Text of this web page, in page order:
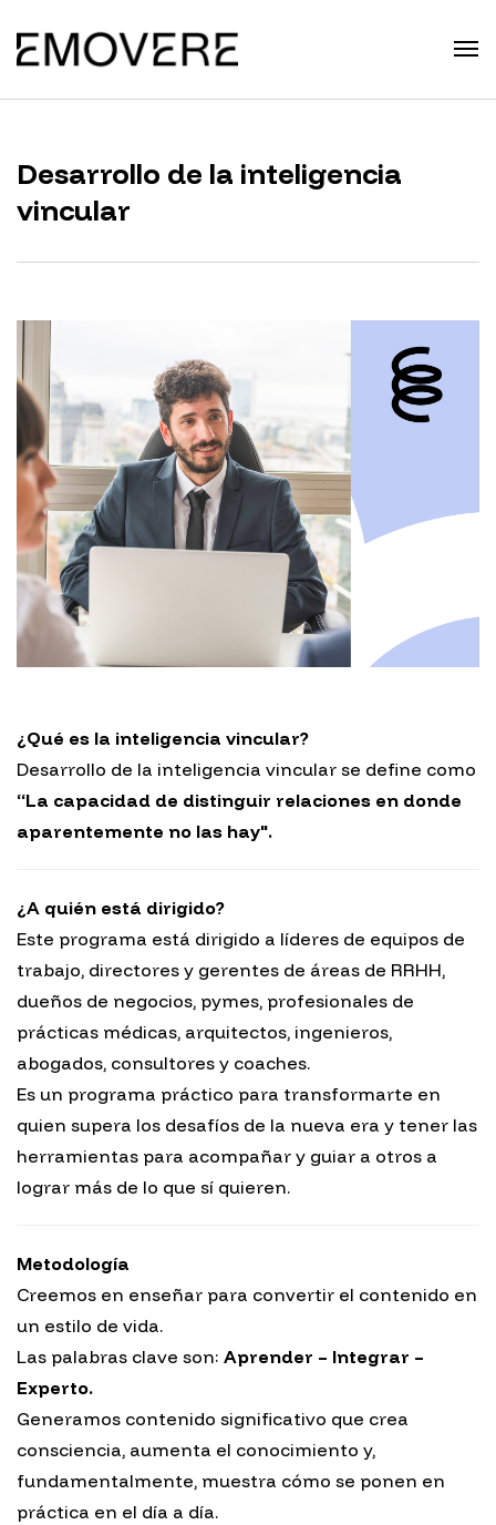
Desarrollo de la inteligencia
vincular
¿Qué es la inteligencia vincular?
Desarrollo de la inteligencia vincular se define como
“La capacidad de distinguir relaciones en donde
aparentemente no las hay".
¿A quién está dirigido?
Este programa está dirigido a líderes de equipos de
trabajo, directores y gerentes de áreas de RRHH,
dueños de negocios, pymes, profesionales de
prácticas médicas, arquitectos, ingenieros,
abogados, consultores y coaches.
Es un programa práctico para transformarte en
quien supera los desafíos de la nueva era y tener las
herramientas para acompañar y guiar a otros a
lograr más de lo que sí quieren.
Metodología
Creemos en enseñar para convertir el contenido en
un estilo de vida.
Las palabras clave son: Aprender – Integrar –
Experto.
Generamos contenido significativo que crea
consciencia, aumenta el conocimiento y,
fundamentalmente, muestra cómo se ponen en
práctica en el día a día.